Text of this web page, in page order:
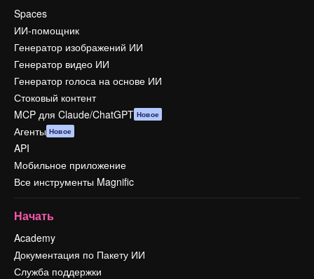
Spaces
ИИ-помощник
Генератор изображений ИИ
Генератор видео ИИ
Генератор голоса на основе ИИ
Стоковый контент
MCP для Claude/ChatGPT Новое
Агенты Новое
API
Мобильное приложение
Все инструменты Magnific
Начать
Academy
Документация по Пакету ИИ
Служба поддержки